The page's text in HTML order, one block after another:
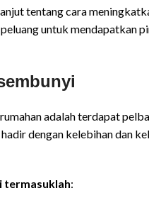
tentang cara
untuk mendapatkan
adalah terdapat
dengan kelebihan dan
termasuklah: